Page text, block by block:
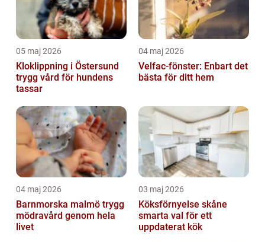
05 maj 2026
Kloklippning i Östersund
trygg vård för hundens
tassar
04 maj 2026
Velfac-fönster: Enbart det
bästa för ditt hem
04 maj 2026
Barnmorska malmö trygg
mödravård genom hela
livet
03 maj 2026
Köksförnyelse skåne
smarta val för ett
uppdaterat kök